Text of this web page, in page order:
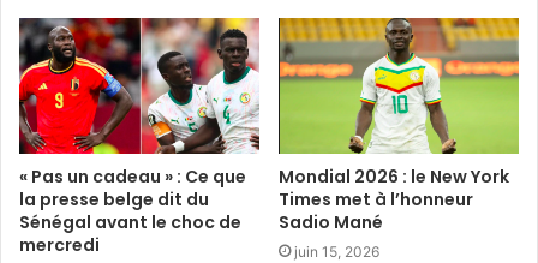
« Pas un cadeau » : Ce que
la presse belge dit du
Sénégal avant le choc de
mercredi
Mondial 2026 : le New York
Times met à l’honneur
Sadio Mané
juin 15, 2026